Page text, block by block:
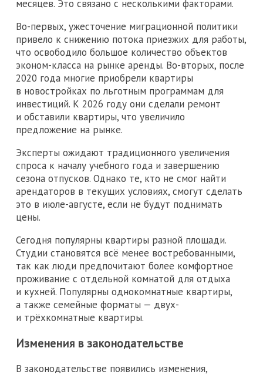
месяцев. Это связано с несколькими факторами.
Во-первых, ужесточение миграционной политики
привело к снижению потока приезжих для работы,
что освободило большое количество объектов
эконом-класса на рынке аренды. Во-вторых, после
2020 года многие приобрели квартиры
в новостройках по льготным программам для
инвестиций. К 2026 году они сделали ремонт
и обставили квартиры, что увеличило
предложение на рынке.
Эксперты ожидают традиционного увеличения
спроса к началу учебного года и завершению
сезона отпусков. Однако те, кто не смог найти
арендаторов в текущих условиях, смогут сделать
это в июле-августе, если не будут поднимать
цены.
Сегодня популярны квартиры разной площади.
Студии становятся всё менее востребованными,
так как люди предпочитают более комфортное
проживание с отдельной комнатой для отдыха
и кухней. Популярны однокомнатные квартиры,
а также семейные форматы — двух-
и трёхкомнатные квартиры.
Изменения в законодательстве
В законодательстве появились изменения,